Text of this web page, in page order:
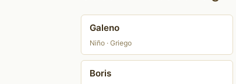
Galeno
Niño · Griego
Boris